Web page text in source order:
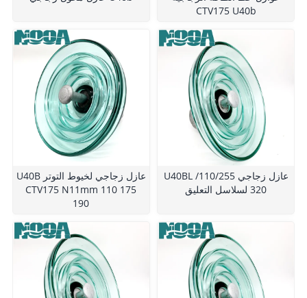
CTV175 U40b
U40B عازل زجاجي لخيوط التوتر
CTV175 N11mm 110 175
190
U40BL عازل زجاجي 110/255/
320 لسلاسل التعليق